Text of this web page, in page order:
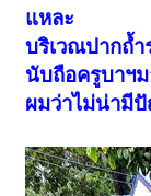
แหละ
บริเวณปากถ้
นับถือครูบาฯ
ผมว่าไม่น่ามี